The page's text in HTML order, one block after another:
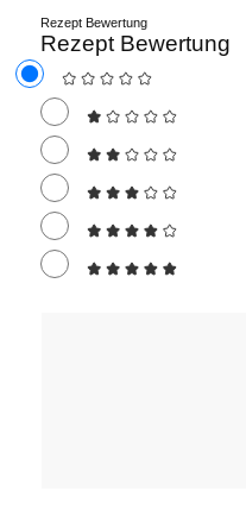
Rezept Bewertung
Rezept Bewertung